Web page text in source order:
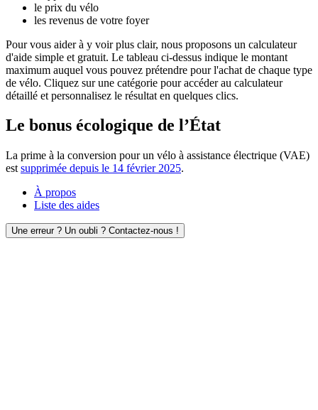
le prix du vélo
les revenus de votre foyer
Pour vous aider à y voir plus clair, nous proposons un calculateur
d'aide simple et gratuit. Le tableau ci-dessus indique le montant
maximum auquel vous pouvez prétendre pour l'achat de chaque type
de vélo. Cliquez sur une catégorie pour accéder au calculateur
détaillé et personnalisez le résultat en quelques clics.
Le bonus écologique de l’État
La prime à la conversion pour un vélo à assistance électrique (VAE)
est supprimée depuis le 14 février 2025.
À propos
Liste des aides
Une erreur ? Un oubli ? Contactez-nous !